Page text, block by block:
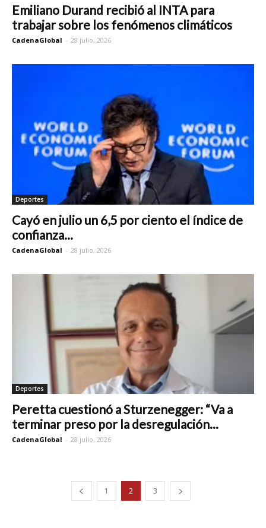
Emiliano Durand recibió al INTA para
trabajar sobre los fenómenos climáticos
CadenaGlobal - 28 julio, 2026
Deportes
Cayó en julio un 6,5 por ciento el índice de
confianza...
CadenaGlobal - 28 julio, 2026
Deportes
Peretta cuestionó a Sturzenegger: “Va a
terminar preso por la desregulación...
CadenaGlobal - 28 julio, 2026
1 2 3